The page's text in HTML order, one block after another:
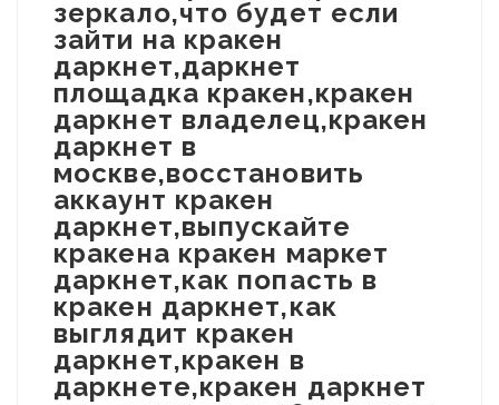
зеркало,что будет если
зайти на кракен
даркнет,даркнет
площадка кракен,кракен
даркнет владелец,кракен
даркнет в
москве,восстановить
аккаунт кракен
даркнет,выпускайте
кракена кракен маркет
даркнет,как попасть в
кракен даркнет,как
выглядит кракен
даркнет,кракен в
даркнете,кракен даркнет